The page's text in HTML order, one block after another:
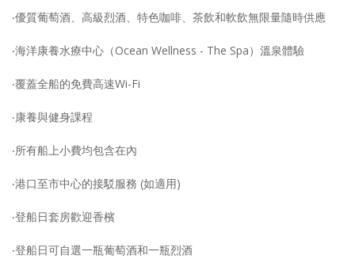
‧優質葡萄酒、高級烈酒、特色咖啡、茶飲和軟飲無限量隨時供應
‧海洋康養水療中心（Ocean Wellness - The Spa）溫泉體驗
‧覆蓋全船的免費高速Wi-Fi
‧康養與健身課程
‧所有船上小費均包含在內
‧港口至市中心的接駁服務 (如適用)
‧登船日套房歡迎香檳
‧登船日可自選一瓶葡萄酒和一瓶烈酒